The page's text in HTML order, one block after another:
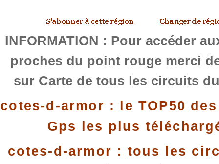
INFORMATION : Pour accéder
proches du point rouge merci
sur Carte de tous les circuits
cotes-d-armor : le TOP50
Gps les plus
cotes-d-armor : tous les